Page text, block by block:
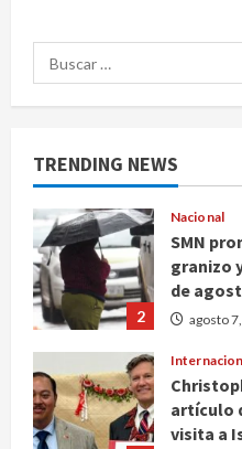
Buscar:
TRENDING NEWS
1
2
Nacional
SMN
granizo
de
agosto
artículo
visita a